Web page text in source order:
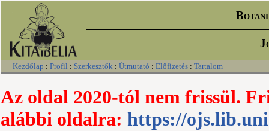
Kezdőlap : Profil : Szerkesztők : Útmutató : Előfizetés : Tartalom
Az oldal 2020-tól nem frissül.
alábbi oldalra: https://